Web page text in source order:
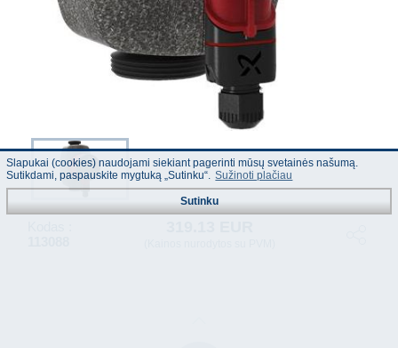
Slapukai (cookies) naudojami siekiant pagerinti mūsų svetainės našumą.
Sutikdami, paspauskite mygtuką „Sutinku“. Sužinoti plačiau
Sutinku